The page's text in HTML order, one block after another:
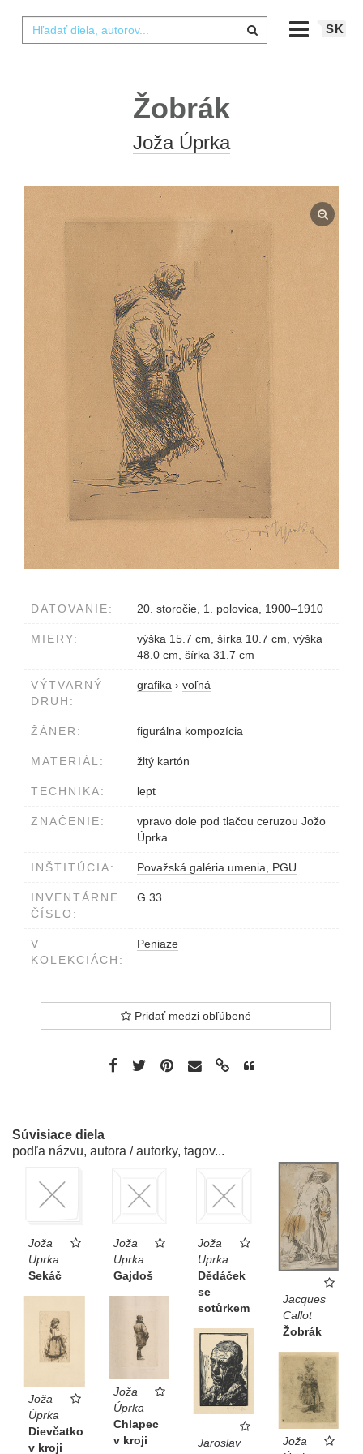
SK
Žobrák
Joža Úprka
DATOVANIE: 20. storočie, 1. polovica, 1900–1910
MIERY:
výška 15.7 cm, šírka 10.7 cm, výška
48.0 cm, šírka 31.7 cm
VÝTVARNÝ
DRUH:
grafika › voľná
ŽÁNER: figurálna kompozícia
MATERIÁL: žltý kartón
TECHNIKA: lept
ZNAČENIE:
vpravo dole pod tlačou ceruzou Jožo
Úprka
INŠTITÚCIA: Považská galéria umenia, PGU
INVENTÁRNE
ČÍSLO:
G 33
V
KOLEKCIÁCH:
Peniaze
Pridať medzi obľúbené
Súvisiace diela
podľa názvu, autora / autorky, tagov...
Joža
Uprka
Sekáč
Joža
Uprka
Gajdoš
Joža
Uprka
Dědáček
se
sotůrkem
Jacques
Callot
Žobrák
Joža
Úprka
Dievčatko
v kroji
Joža
Úprka
Chlapec
v kroji
Jaroslav
Joža